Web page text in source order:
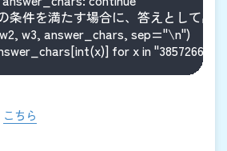
ての条件を満たす場合に、答えとして出力
w2, w3, answer_chars, sep="\n")
for x in
こちら